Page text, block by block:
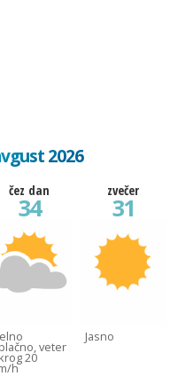
2026
čez dan
34
veter
20
h
zvečer
31
Jasno